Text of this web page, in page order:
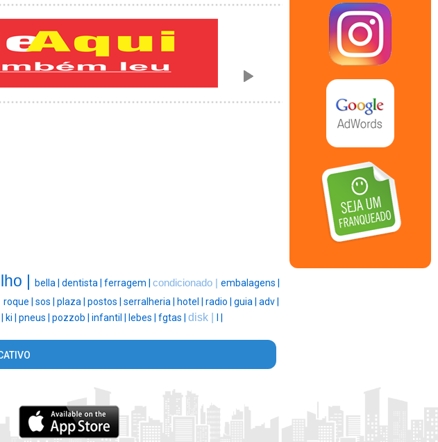
| bella | dentista | ferragem | condicionado | embalagens |
roque | sos | plaza | postos | serralheria | hotel | radio | guia | adv |
ki | pneus | pozzob | infantil | lebes | fgtas | disk |